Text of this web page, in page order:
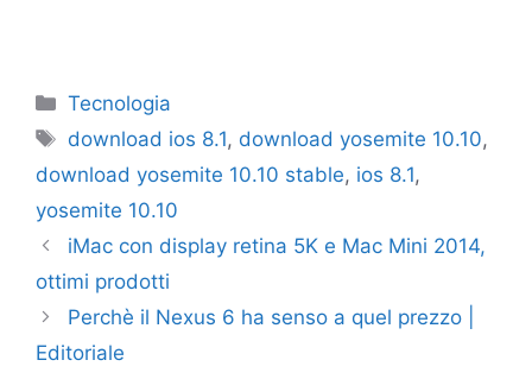
Categorie
Tecnologia
Tag
download ios 8.1, download yosemite 10.10,
download yosemite 10.10 stable, ios 8.1,
yosemite 10.10
iMac con display retina 5K e Mac Mini 2014,
ottimi prodotti
Perchè il Nexus 6 ha senso a quel prezzo |
Editoriale